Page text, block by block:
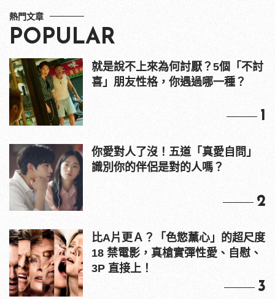
熱門文章
POPULAR
就是說不上來為何討厭？5個「不討
喜」朋友性格，你遇過哪一種？
1
你愛對人了沒！五道「真愛自問」
識別你的伴侶是對的人嗎？
2
比A片更Ａ？「色慾薰心」的超尺度
18 禁電影，真槍實彈性愛、自慰、
3P 直接上！
3